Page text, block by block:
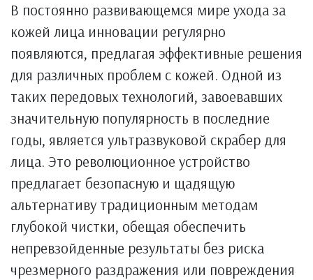
В постоянно развивающемся мире ухода за
кожей лица инновации регулярно
появляются, предлагая эффективные решения
для различных проблем с кожей. Одной из
таких передовых технологий, завоевавших
значительную популярность в последние
годы, является ультразвуковой скрабер для
лица. Это революционное устройство
предлагает безопасную и щадящую
альтернативу традиционным методам
глубокой чистки, обещая обеспечить
непревзойденные результаты без риска
чрезмерного раздражения или повреждения